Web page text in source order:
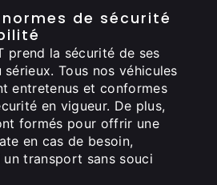
de sécurité
prend la sécurité de ses
Tous nos véhicules
entretenus et conformes
en vigueur. De plus,
formés pour offrir une
en cas de besoin,
transport sans souci